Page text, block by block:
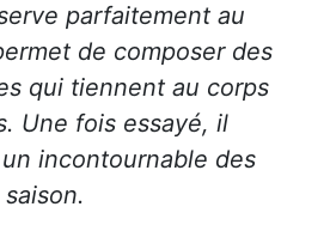
parfaitement au
de composer des
qui tiennent au corps
Une fois essayé, il
incontournable des